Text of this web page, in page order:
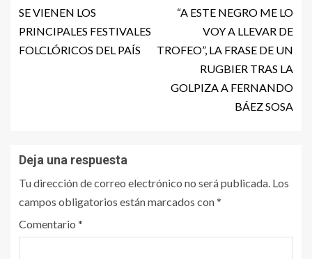
SE VIENEN LOS
PRINCIPALES FESTIVALES
FOLCLÓRICOS DEL PAÍS
“A ESTE NEGRO ME LO
VOY A LLEVAR DE
TROFEO”, LA FRASE DE UN
RUGBIER TRAS LA
GOLPIZA A FERNANDO
BÁEZ SOSA
Deja una respuesta
Tu dirección de correo electrónico no será publicada. Los
campos obligatorios están marcados con*
Comentario *